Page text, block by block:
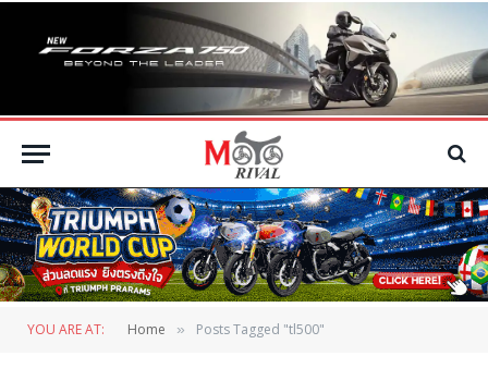
YOU ARE AT: Home » Posts Tagged "tl500"